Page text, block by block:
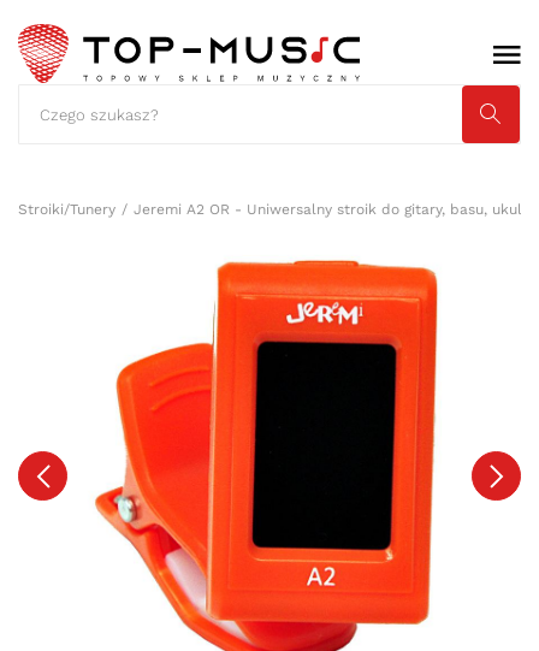
Stroiki/Tunery Jeremi A2 OR - Uniwersalny stroik do gitary, basu,